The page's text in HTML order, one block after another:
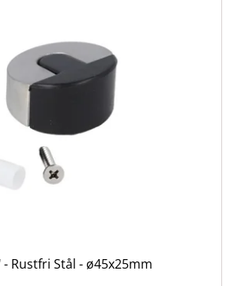
Rustfri Stål - ø45x25mm